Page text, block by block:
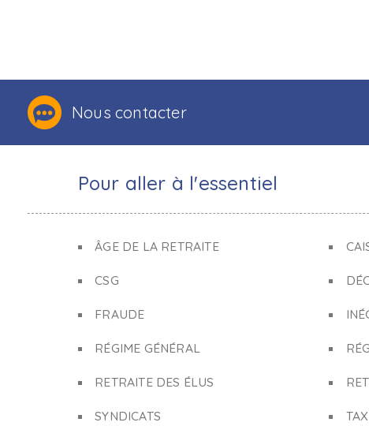
Nous contacter
Pour aller à l'essentiel
ÂGE DE LA RETRAITE
CSG
FRAUDE
RÉGIME GÉNÉRAL
RETRAITE DES ÉLUS
SYNDICATS